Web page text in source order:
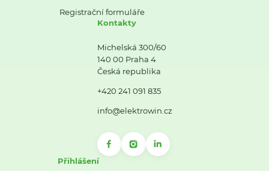
Registrační formuláře
Kontakty
Michelská 300/60
140 00 Praha 4
Česká republika
+420 241 091 835
info@elektrowin.cz
Přihlášení